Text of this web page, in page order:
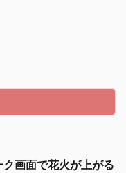
画面で花火が上がる